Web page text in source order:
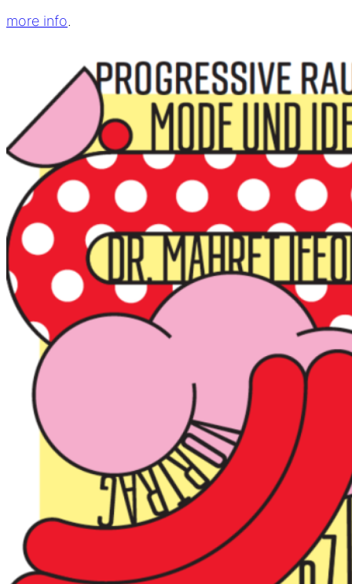
more info.